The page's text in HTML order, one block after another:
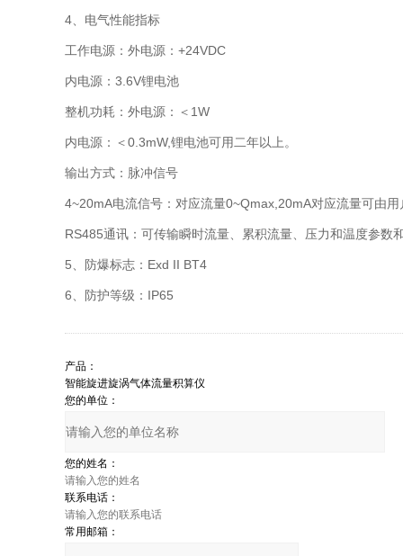
4、电气性能指标
工作电源：外电源：+24VDC
内电源：3.6V锂电池
整机功耗：外电源：＜1W
内电源：＜0.3mW,锂电池可用二年以上。
输出方式：脉冲信号
4~20mA电流信号：对应流量0~Qmax,20mA对应流量可由用户
RS485通讯：可传输瞬时流量、累积流量、压力和温度参数和时
5、防爆标志：Exd II BT4
6、防护等级：IP65
产品：
您的单位：
您的姓名：
联系电话：
常用邮箱：